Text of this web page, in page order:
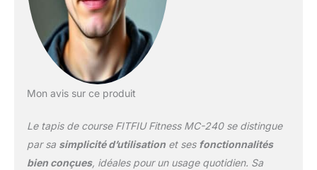
Mon avis sur ce produit
Le tapis de course FITFIU Fitness MC-240 se distingue
par sa simplicité d’utilisationet ses fonctionnalités
bien conçues, idéales pour un usage quotidien. Sa